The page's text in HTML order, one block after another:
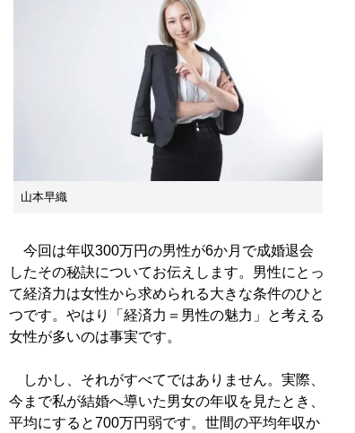
山本早織
今回は年収300万円の男性が6か月で成婚退会
したその秘訣についてお伝えします。男性にとっ
て経済力は女性から求められる大きな条件のひと
つです。やはり「経済力＝男性の魅力」と考える
女性が多いのは事実です。
しかし、それがすべてではありません。実際、
今まで私が結婚へ導いた男女の年収を見たとき、
平均にすると700万円弱です。世間の平均年収か